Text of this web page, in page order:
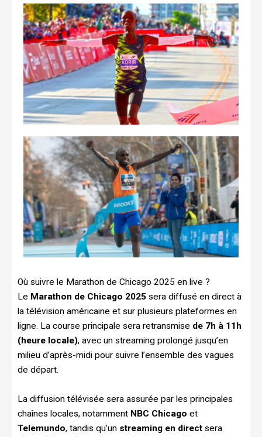
Où suivre le Marathon de Chicago 2025 en live ?
Le Marathon de Chicago 2025 sera diffusé en direct à
la télévision américaine et sur plusieurs plateformes en
ligne. La course principale sera retransmise de 7h à 11h
(heure locale), avec un streaming prolongé jusqu’en
milieu d’après-midi pour suivre l’ensemble des vagues
de départ.
La diffusion télévisée sera assurée par les principales
chaînes locales, notamment NBC Chicago et
Telemundo, tandis qu’un streaming en direct sera